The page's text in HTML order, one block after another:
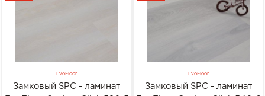
EvoFloor
Замковый SPC - ламинат
EvoFloor
Замковый SPC - ламинат